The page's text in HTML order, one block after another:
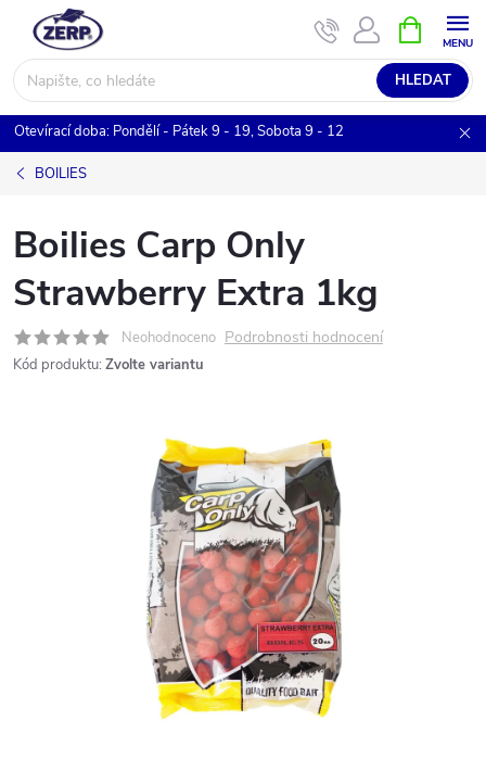
obsah
HLEDAT
NÁKUPNÍ
KOŠÍK
Otevírací doba: Pondělí - Pátek 9 - 19, Sobota 9 - 12
BOILIES
Boilies Carp Only
Strawberry Extra 1kg
Neohodnoceno Podrobnosti hodnocení
Kód produktu: Zvolte variantu